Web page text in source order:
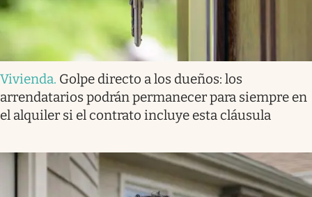
Vivienda. Golpe directo a los dueños: los
arrendatarios podrán permanecer para siempre en
el alquiler si el contrato incluye esta cláusula